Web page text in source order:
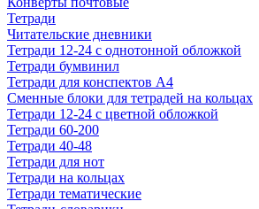
Тетради
Читательские дневники
Тетради 12-24 с однотонной обложкой
Тетради бумвинил
Тетради для конспектов А4
Сменные блоки для тетрадей на кольцах
Тетради 12-24 с цветной обложкой
Тетради 60-200
Тетради 40-48
Тетради для нот
Тетради на кольцах
Тетради тематические